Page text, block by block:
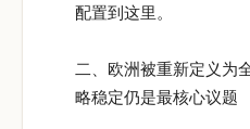
配置到这里。
二、欧洲被重新定义为
略稳定仍是最核心议题